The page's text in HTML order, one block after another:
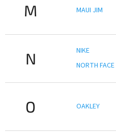
M MAUI JIM
N
NIKE
NORTH FACE
O OAKLEY